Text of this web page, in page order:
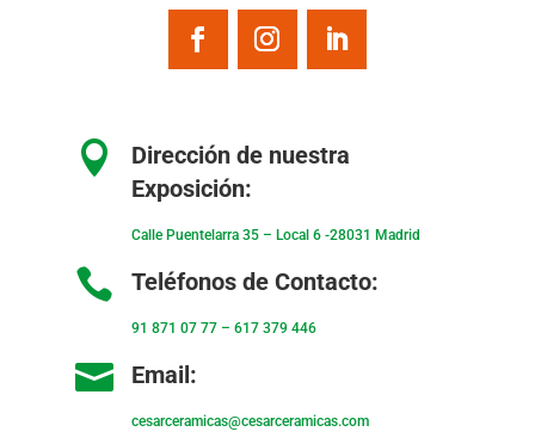

Dirección de nuestra
Exposición:
Calle Puentelarra 35 – Local 6 -28031 Madrid
 Teléfonos de Contacto:
91 871 07 77– 617 379 446
 Email:
cesarceramicas@cesarceramicas.com